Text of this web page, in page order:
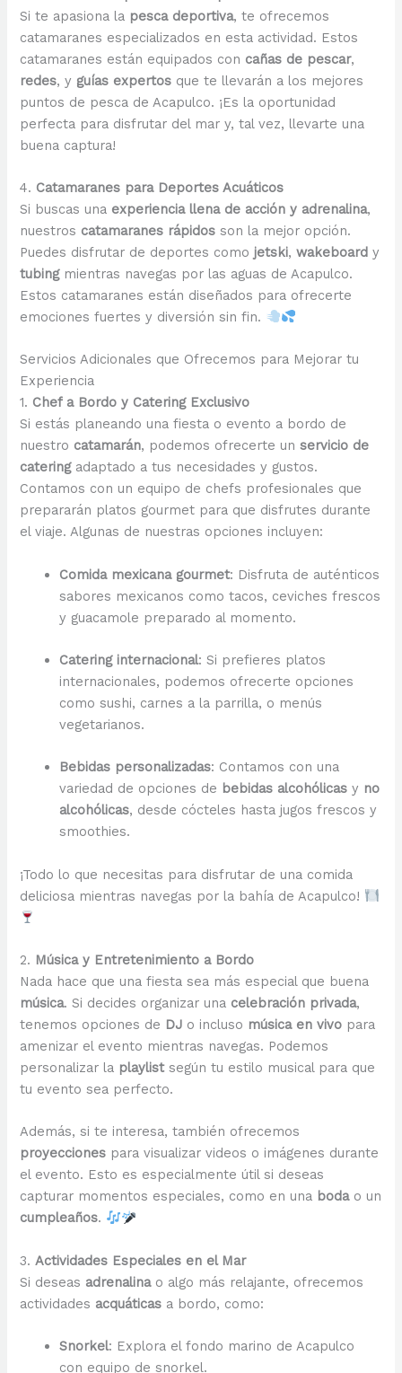
Si te apasiona la pesca deportiva, te ofrecemos
catamaranes especializados en esta actividad. Estos
catamaranes están equipados con cañas de pescar,
redes, y guías expertos que te llevarán a los mejores
puntos de pesca de Acapulco. ¡Es la oportunidad
perfecta para disfrutar del mar y, tal vez, llevarte una
buena captura!
4. Catamaranes para Deportes Acuáticos
Si buscas una experiencia llena de acción y adrenalina,
nuestros catamaranes rápidos son la mejor opción.
Puedes disfrutar de deportes como jetski,wakeboard y
tubingmientras navegas por las aguas de Acapulco.
Estos catamaranes están diseñados para ofrecerte
emociones fuertes y diversión sin fin.
Servicios Adicionales que Ofrecemos para Mejorar tu
Experiencia
1. Chef a Bordo y Catering Exclusivo
Si estás planeando una fiesta o evento a bordo de
nuestro catamarán, podemos ofrecerte unservicio de
cateringadaptado a tus necesidades y gustos.
Contamos con un equipo de chefs profesionales que
prepararán platos gourmet para que disfrutes durante
el viaje. Algunas de nuestras opciones incluyen:
Comida mexicana gourmet: Disfruta de auténticos
sabores mexicanos como tacos, ceviches frescos
y guacamole preparado al momento.
Catering internacional: Si prefieres platos
internacionales, podemos ofrecerte opciones
como sushi, carnes a la parrilla, o menús
vegetarianos.
Bebidas personalizadas: Contamos con una
variedad de opciones de bebidas alcohólicas y no
alcohólicas, desde cócteles hasta jugos frescos y
smoothies.
¡Todo lo que necesitas para disfrutar de una comida
deliciosa mientras navegas por la bahía de Acapulco!
2. Música y Entretenimiento a Bordo
Nada hace que una fiesta sea más especial que buena
música. Si decides organizar una celebración privada,
tenemos opciones de DJ o incluso música en vivo para
amenizar el evento mientras navegas. Podemos
personalizar la playlistsegún tu estilo musical para que
tu evento sea perfecto.
Además, si te interesa, también ofrecemos
proyecciones para visualizar videos o imágenes durante
el evento. Esto es especialmente útil si deseas
capturar momentos especiales, como en una bodao un
cumpleaños.
3.Actividades Especiales en el Mar
Si deseas adrenalinao algo más relajante, ofrecemos
actividades acquáticas a bordo, como:
Snorkel: Explora el fondo marino de Acapulco
con equipo de snorkel.